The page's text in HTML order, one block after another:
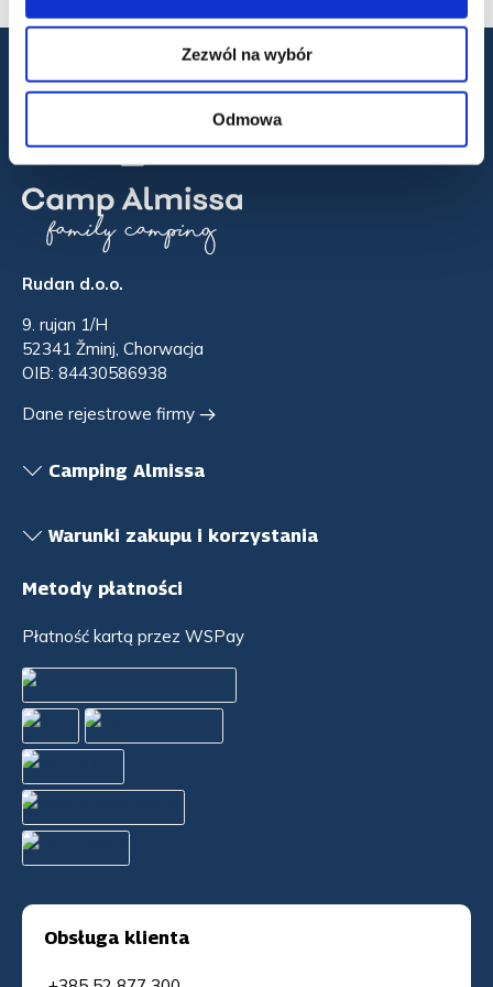
Zezwól na wybór
Odmowa
Rudan d.o.o.
9. rujan 1/H
52341 Žminj, Chorwacja
OIB: 84430586938
Dane rejestrowe firmy
Camping Almissa
Warunki zakupu i korzystania
Metody płatności
Płatność kartą przez WSPay
Obsługa klienta